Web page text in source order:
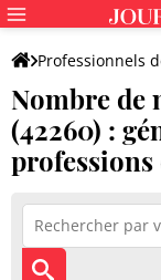
Professionnels
Nombre de
(42260) :
professions